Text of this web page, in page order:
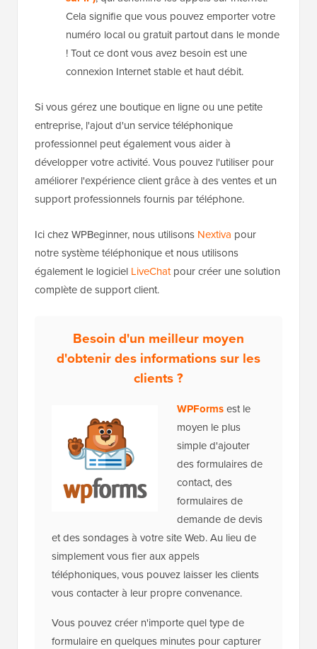
Cela signifie que vous pouvez emporter votre
numéro local ou gratuit partout dans le monde
! Tout ce dont vous avez besoin est une
connexion Internet stable et haut débit.
Si vous gérez une boutique en ligne ou une petite
entreprise, l'ajout d'un service téléphonique
professionnel peut également vous aider à
développer votre activité. Vous pouvez l'utiliser pour
améliorer l'expérience client grâce à des ventes et un
support professionnels fournis par téléphone.
Ici chez WPBeginner, nous utilisons Nextiva pour
notre système téléphonique et nous utilisons
également le logiciel LiveChatpour créer une solution
complète de support client.
Besoin d'un meilleur moyen
d'obtenir des informations sur les
clients ?
WPFormsest le
moyen le plus
simple d'ajouter
des formulaires de
contact, des
formulaires de
demande de devis
et des sondages à votre site Web. Au lieu de
simplement vous fier aux appels
téléphoniques, vous pouvez laisser les clients
vous contacter à leur propre convenance.
Vous pouvez créer n'importe quel type de
formulaire en quelques minutes pour capturer